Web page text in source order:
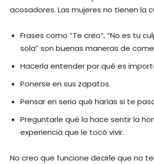
acosadores. Las mujeres no tienen la
Frases como “Te creo”, “No es tu
sola” son buenas maneras de
Hacerla entender por qué es
Ponerse en sus zapatos.
Pensar en serio qué harías si te
Preguntarle qué la hace sentir la
experiencia que le tocó vivir.
No creo que funcione decirle que no